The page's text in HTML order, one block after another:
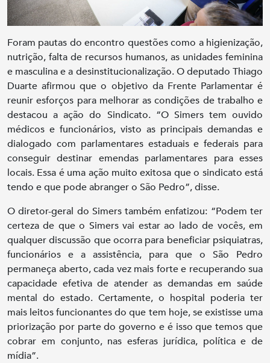
Foram pautas do encontro questões como a higienização,
nutrição, falta de recursos humanos, as unidades feminina
e masculina e a desinstitucionalização. O deputado Thiago
Duarte afirmou que o objetivo da Frente Parlamentar é
reunir esforços para melhorar as condições de trabalho e
destacou a ação do Sindicato. “O Simers tem ouvido
médicos e funcionários, visto as principais demandas e
dialogado com parlamentares estaduais e federais para
conseguir destinar emendas parlamentares para esses
locais. Essa é uma ação muito exitosa que o sindicato está
tendo e que pode abranger o São Pedro”, disse.
O diretor-geral do Simers também enfatizou: “Podem ter
certeza de que o Simers vai estar ao lado de vocês, em
qualquer discussão que ocorra para beneficiar psiquiatras,
funcionários e a assistência, para que o São Pedro
permaneça aberto, cada vez mais forte e recuperando sua
capacidade efetiva de atender as demandas em saúde
mental do estado. Certamente, o hospital poderia ter
mais leitos funcionantes do que tem hoje, se existisse uma
priorização por parte do governo e é isso que temos que
cobrar em conjunto, nas esferas jurídica, política e de
mídia”.